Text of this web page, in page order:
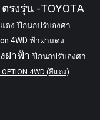
ตรงรุ่น -TOYOTA
ดง ปีกนกปรับองศา
4WD ฟ้าฝาแดง
ฝาฟ้า ปีกนกปรับองศา
4WD (สีแดง)